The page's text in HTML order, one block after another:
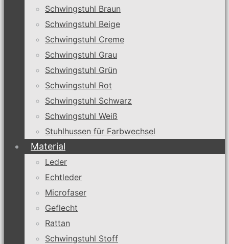
Schwingstuhl Braun
Schwingstuhl Beige
Schwingstuhl Creme
Schwingstuhl Grau
Schwingstuhl Grün
Schwingstuhl Rot
Schwingstuhl Schwarz
Schwingstuhl Weiß
Stuhlhussen für Farbwechsel
Material
Leder
Echtleder
Microfaser
Geflecht
Rattan
Schwingstuhl Stoff